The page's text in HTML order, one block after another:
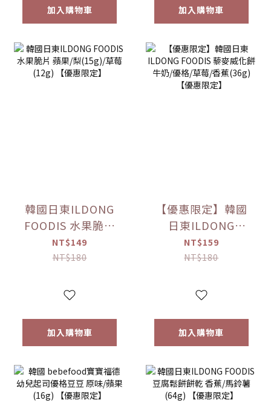
加入購物車 加入購物車
韓國日東ILDONG
FOODIS 水果脆片
蘋果/梨(15g)/草莓
(12g) 【優惠限定】
NT$149
NT$180
加入購物車
【優惠限定】韓國
日東ILDONG
FOODIS 藜麥威化
餅 牛奶/優格/草莓/
定】
NT$159
NT$180
加入購物車